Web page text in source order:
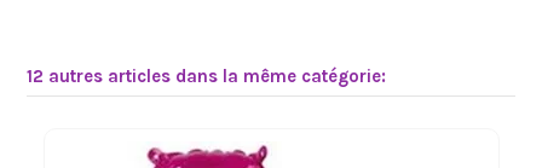
12 autres articles dans la même catégorie: